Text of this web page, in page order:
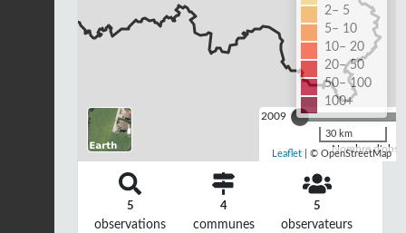
2009
Nombre
2– 5
5– 10
10– 20
20– 50
50– 100
100+
30 km
Leaflet | © OpenStreetMap
5
observations
4
communes
5
observateurs